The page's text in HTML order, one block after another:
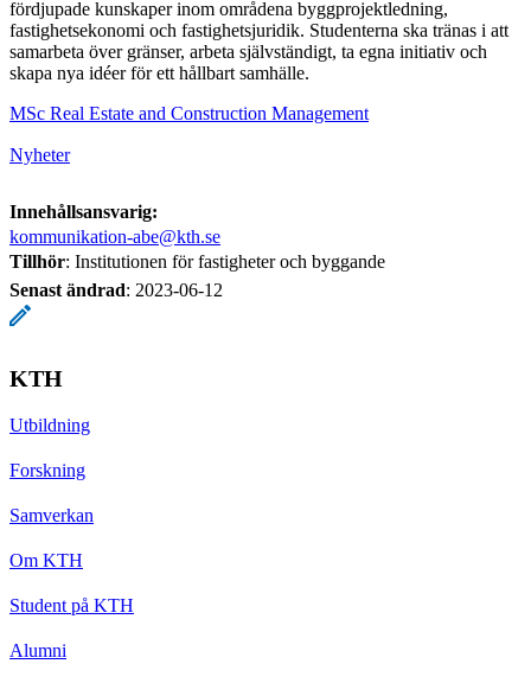
fördjupade kunskaper inom områdena byggprojektledning,
fastighetsekonomi och fastighetsjuridik. Studenterna ska tränas i att
samarbeta över gränser, arbeta självständigt, ta egna initiativ och
skapa nya idéer för ett hållbart samhälle.
MSc Real Estate and Construction Management
Nyheter
Innehållsansvarig:
kommunikation-abe@kth.se
Tillhör: Institutionen för fastigheter och byggande
Senast ändrad: 2023-06-12
KTH
Utbildning
Forskning
Samverkan
Om KTH
Student på KTH
Alumni